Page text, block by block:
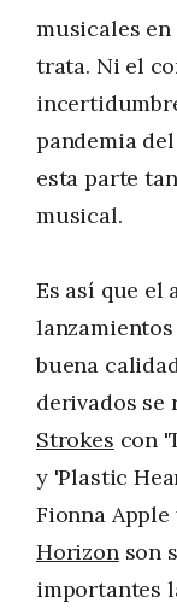
musicales
trata. Ni el
pandemia
esta parte
musical.
Es así que el
buena
derivados se
Strokes con
y 'Plastic
Fionna
Horizonson
importantes